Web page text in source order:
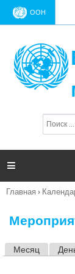
ООН
п
и

Вы
Главная ›
Месяц